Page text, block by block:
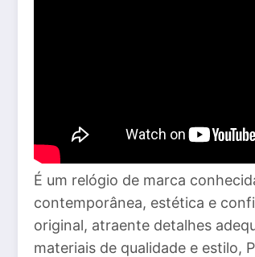
É um relógio de marca
contemporânea, estética e
original, atraente detalhes
materiais de qualidade e estilo,